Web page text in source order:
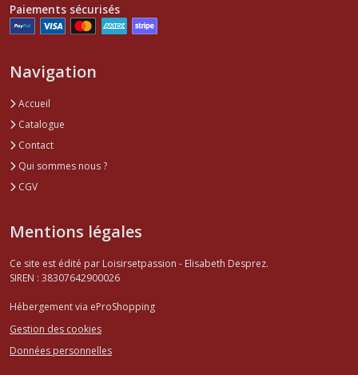
Paiements sécurisés
Navigation
Accueil
Catalogue
Contact
Qui sommes nous ?
CGV
Mentions légales
Ce site est édité par Loisirsetpassion - Elisabeth Desprez.
SIREN : 38307642900026
Hébergement via eProShopping
Gestion des cookies
Données personnelles